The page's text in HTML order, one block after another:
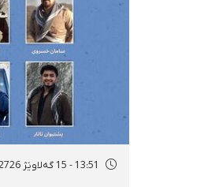
13:51 - 15 گەلاوێژ 2726